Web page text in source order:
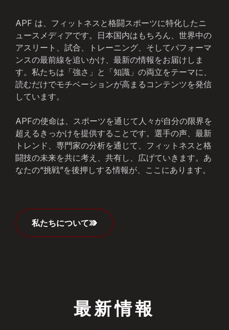
APF は、フィットネスと格闘スポーツに特化したニ
ュースメディアです。日本国内はもちろん、世界中の
アスリート、試合、トレーニング、そしてパフォーマ
ンスの最前線を追いかけ、最新の情報をお届けしま
す。私たちは「強さ」と「知識」の両立をテーマに、
読むだけでモチベーションが高まるコンテンツを発信
しています。
APFの使命は、スポーツを通じて人々が自分の限界を
超えるきっかけを提供することです。選手の声、最新
トレンド、専門家の分析を通じて、フィットネスと格
闘技の未来を共に考え、共有し、広げていきます。あ
なたの“挑戦”を後押しする情報が、ここにあります。
私たちについて
最新情報